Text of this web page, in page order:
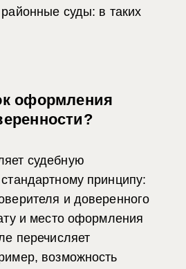
суды: в таких
оформления
судебную
принципу:
и доверенного
и место оформления
перечисляет
возможность